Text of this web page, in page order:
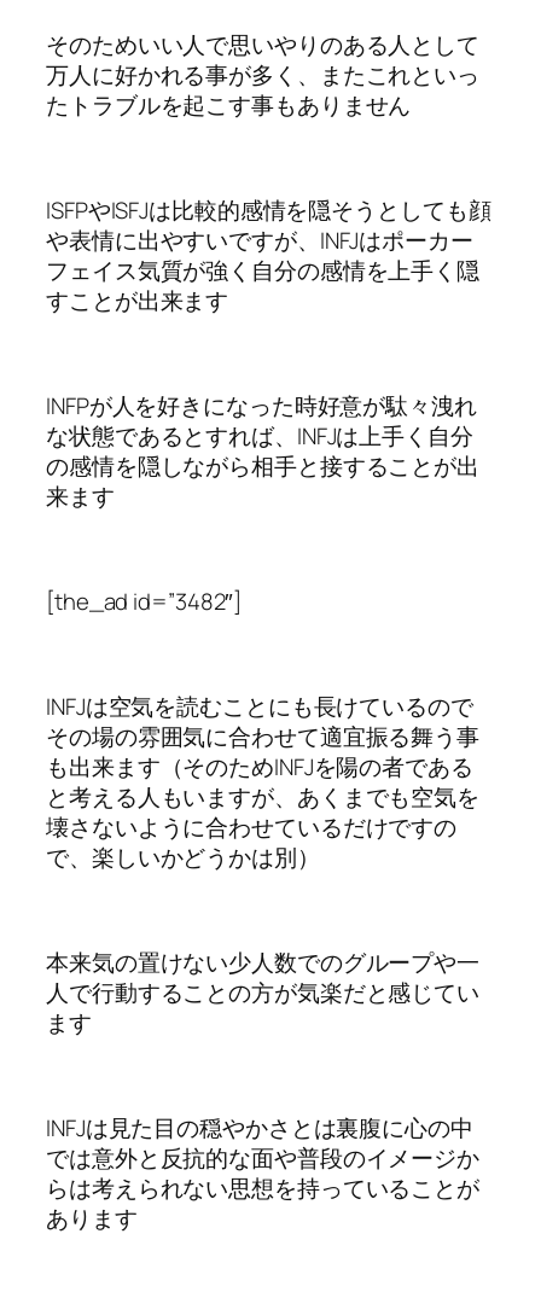
そのためいい人で思いやりのある人として
万人に好かれる事が多く、またこれといっ
たトラブルを起こす事もありません
ISFPやISFJは比較的感情を隠そうとしても顔
や表情に出やすいですが、INFJはポーカー
フェイス気質が強く自分の感情を上手く隠
すことが出来ます
INFPが人を好きになった時好意が駄々洩れ
な状態であるとすれば、INFJは上手く自分
の感情を隠しながら相手と接することが出
来ます
[the_ad id=”3482″]
INFJは空気を読むことにも長けているので
その場の雰囲気に合わせて適宜振る舞う事
も出来ます（そのためINFJを陽の者である
と考える人もいますが、あくまでも空気を
壊さないように合わせているだけですの
で、楽しいかどうかは別）
本来気の置けない少人数でのグループや一
人で行動することの方が気楽だと感じてい
ます
INFJは見た目の穏やかさとは裏腹に心の中
では意外と反抗的な面や普段のイメージか
らは考えられない思想を持っていることが
あります